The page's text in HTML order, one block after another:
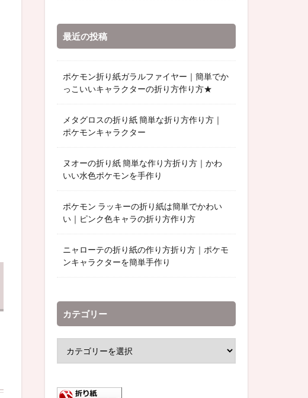
最近の投稿
ポケモン折り紙ガラルファイヤー｜簡単でか
っこいいキャラクターの折り方作り方★
メタグロスの折り紙 簡単な折り方作り方｜
ポケモンキャラクター
ヌオーの折り紙 簡単な作り方折り方｜かわ
いい水色ポケモンを手作り
ポケモン ラッキーの折り紙は簡単でかわい
い｜ピンク色キャラの折り方作り方
ニャローテの折り紙の作り方折り方｜ポケモ
ンキャラクターを簡単手作り
カテゴリー